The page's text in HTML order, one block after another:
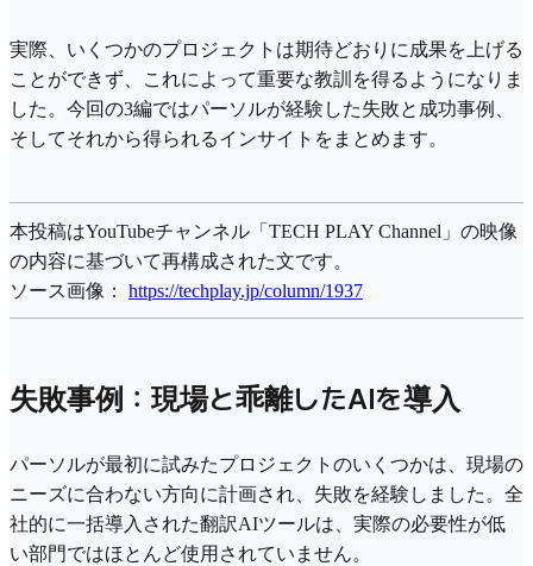
実際、いくつかのプロジェクトは期待どおりに成果を上げる
ことができず、これによって重要な教訓を得るようになりま
した。今回の3編ではパーソルが経験した失敗と成功事例、
そしてそれから得られるインサイトをまとめます。
本投稿はYouTubeチャンネル「TECH PLAY Channel」の映像
の内容に基づいて再構成された文です。
ソース画像： https://techplay.jp/column/1937
失敗事例：現場と乖離したAIを導入
パーソルが最初に試みたプロジェクトのいくつかは、現場の
ニーズに合わない方向に計画され、失敗を経験しました。全
社的に一括導入された翻訳AIツールは、実際の必要性が低
い部門ではほとんど使用されていません。